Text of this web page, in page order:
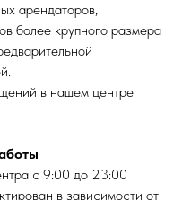
арендаторов,
более крупного размера
в нашем центре
с 9:00 до 23:00
в зависимости от